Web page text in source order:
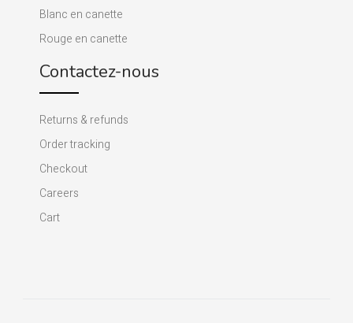
Blanc en canette
Rouge en canette
Contactez-nous
Returns & refunds
Order tracking
Checkout
Careers
Cart